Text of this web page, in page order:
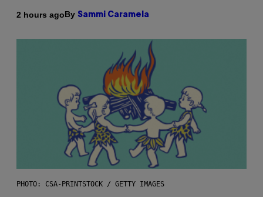
2 hours agoBy Sammi Caramela
PHOTO: CSA-PRINTSTOCK / GETTY IMAGES